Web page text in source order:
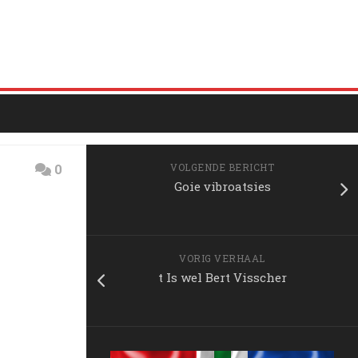
0 VOLGENDE BERICHT
Goie vibroatsies
VORIG VERHAAL
t Is wel Bert Visscher